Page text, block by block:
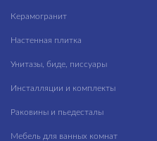
Керамогранит
Настенная плитка
Унитазы, биде, писсуары
Инсталляции и комплекты
Раковины и пьедесталы
Мебель для ванных комнат